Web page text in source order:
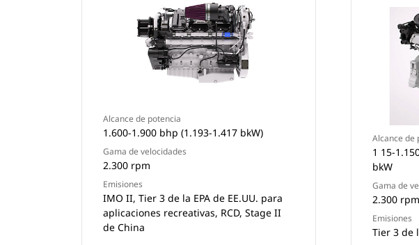
Alcance de potencia
1.600-1.900 bhp (1.193-1.417 bkW)
Gama de velocidades
2.300 rpm
Emisiones
IMO II, Tier 3 de la EPA de EE.UU. para
aplicaciones recreativas, RCD, Stage II
de China
Alcance de
1 15-
bkW
Gama de
2.300 rpm
Emisiones
Tier 3 de